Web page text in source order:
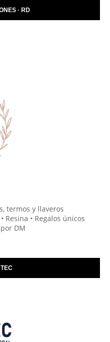
· RD
termos y llaveros
Resina • Regalos únicos
DM